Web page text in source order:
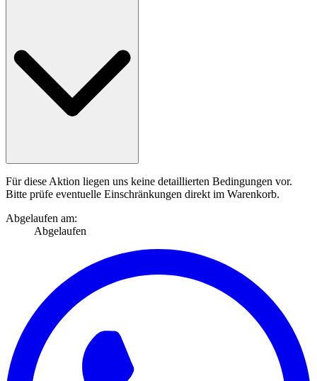
Für diese Aktion liegen uns keine detaillierten Bedingungen vor.
Bitte prüfe eventuelle Einschränkungen direkt im Warenkorb.
Abgelaufen am:
Abgelaufen